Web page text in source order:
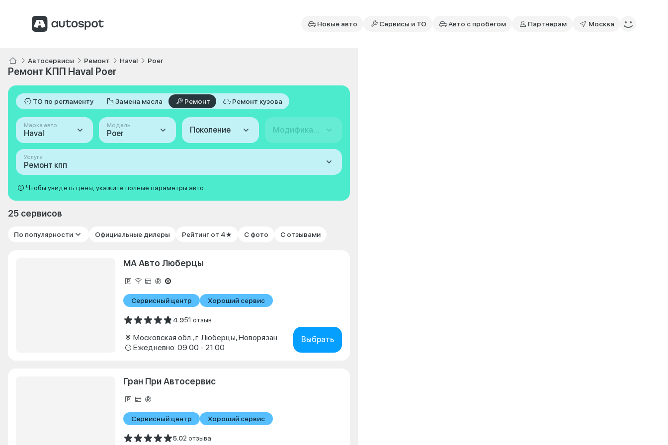
Новые авто Сервисы и ТО Авто с пробегом Партнерам Москва
Автосервисы Ремонт Haval Poer
Ремонт КПП Haval Poer
ТО по регламенту Замена масла Ремонт Ремонт кузова
Марка авто
Haval
Модель
Poer Поколение Модификация
Услуга
Ремонт кпп
Чтобы увидеть цены, укажите полные параметры авто
25 сервисов
По популярности Официальные дилеры Рейтинг от 4★ С фото С отзывами
МА Авто Люберцы
Сервисный центр Хороший сервис
4.951 отзыв
Московская обл., г. Люберцы, Новорязанское шоссе, д. 1г
Ежедневно: 09:00 - 21:00
Выбрать
Гран При Автосервис
Сервисный центр Хороший сервис
5.02 отзыва